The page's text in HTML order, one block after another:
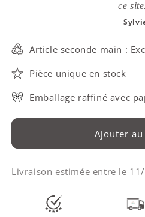
ce
Article seconde main :
Pièce unique en stock
Emballage raffiné avec
Ajouter
Livraison estimée entre le